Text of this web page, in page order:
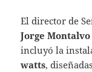
El director de
Jorge
incluyó la
watts,